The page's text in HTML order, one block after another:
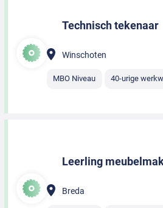
Technisch tekenaar
Winschoten
MBO Niveau 40-urige
Leerling
Breda